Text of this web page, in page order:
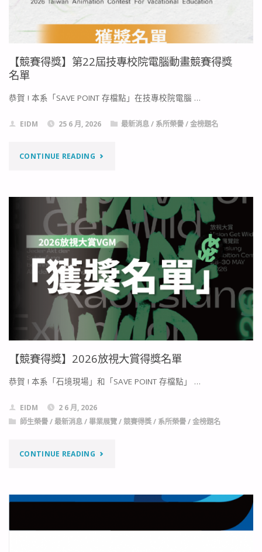
【競賽得獎】第22屆技專校院電腦動畫競賽得獎
名單
恭賀 ! 本系「SAVE POINT 存檔點」在技專校院電腦 …
EIDM 25 6 月, 2026 最新消息/ 系所榮譽/金榜題名
CONTINUE READING"【競
得
獎】
第
22
屆
技
專
校
電
動
賽
【競賽得獎】2026放視大賞得獎名單
恭賀 ! 本系「石境現場」和「SAVE POINT 存檔點」 …
EIDM
2 6 月, 2026
師生榮譽/最新消息/畢業展覽/ 競賽得獎/ 系所榮譽/金榜題名
CONTINUE READING"【競
得